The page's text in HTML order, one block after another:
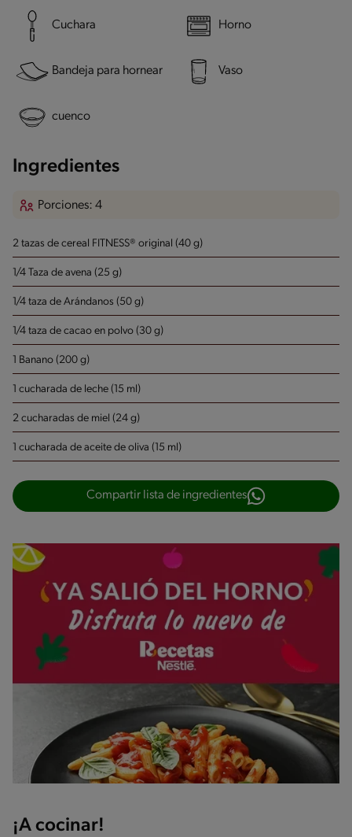
Cuchara Horno
Bandeja para hornear Vaso
cuenco
Ingredientes
Porciones: 4
2 tazas de cereal FITNESS® original (40 g)
1/4 Taza de avena (25 g)
1/4 taza de Arándanos (50 g)
1/4 taza de cacao en polvo (30 g)
1 Banano (200 g)
1 cucharada de leche (15 ml)
2 cucharadas de miel (24 g)
1 cucharada de aceite de oliva (15 ml)
Compartir lista de ingredientes
¡A cocinar!